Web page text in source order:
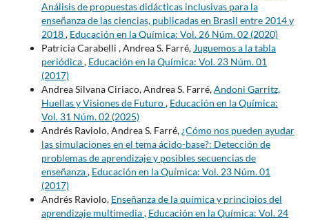
Análisis de propuestas didácticas inclusivas para la
enseñanza de las ciencias, publicadas en Brasil entre 2014 y
2018, Educación en la Química: Vol. 26 Núm. 02 (2020)
Patricia Carabelli , Andrea S. Farré, Juguemos a la tabla
periódica, Educación en la Química: Vol. 23 Núm. 01
(2017)
Andrea Silvana Ciriaco, Andrea S. Farré,Andoni Garritz,
Huellas y Visiones de Futuro, Educación en la Química:
Vol. 31 Núm. 02 (2025)
Andrés Raviolo, Andrea S. Farré,¿Cómo nos pueden ayudar
las simulaciones en el tema ácido-base?: Detección de
problemas de aprendizaje y posibles secuencias de
enseñanza, Educación en la Química: Vol. 23 Núm. 01
(2017)
Andrés Raviolo, Enseñanza de la química y principios del
aprendizaje multimedia, Educación en la Química: Vol. 24